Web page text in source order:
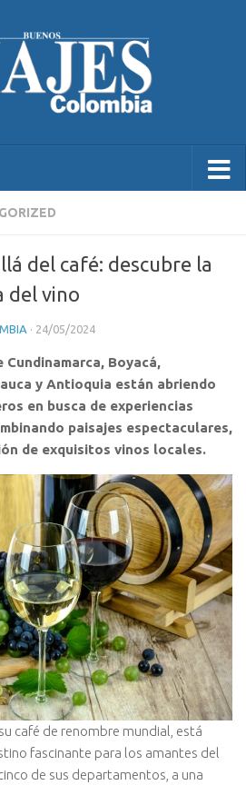
del café: descubre la
del vino
· 24/05/2024
Boyacá,
y Antioquia están abriendo
en busca de experiencias
paisajes espectaculares,
de exquisitos vinos locales.
café de renombre mundial, está
fascinante para los amantes del
de sus departamentos, a una